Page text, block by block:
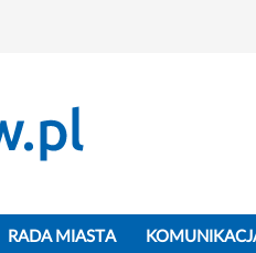
RADA MIASTA